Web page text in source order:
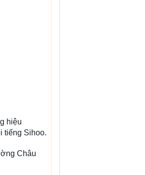
hiệu
tiếng Sihoo.
Châu